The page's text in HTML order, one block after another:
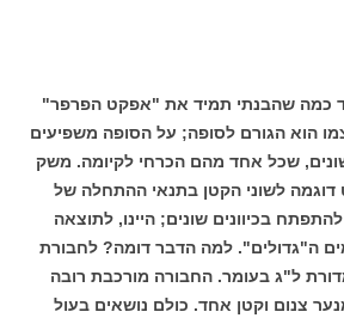
כמה שהבנתי תמיד את "אפקט הפרפר"
הוא הגורם לסופה; על הסופה משפיעים
שכל אחד מהם הכרחי לקיומה. משק
דוגמה לשוני הקטן בתנאי ההתחלה של
בכיוונים שונים; היינו, לתוצאה
ה"גדולים". למה הדבר דומה? לחבורת
ל"ג בעומר. החבורה מורכבת רובה
צנום וקטן אחד. כולם נושאים בעול